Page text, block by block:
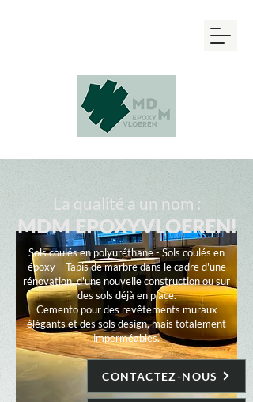
La qualité a un nom :
MDM EPOXYVLOEREN!
Sols coulés en polyuréthane - Sols coulés en
époxy – Tapis de marbre dans le cadre d'une
rénovation, d'une nouvelle construction ou sur
des sols déjà en place.
Cemento pour des revêtements muraux
élégants et des sols design, mais totalement
imperméables.
CONTACTEZ-NOUS